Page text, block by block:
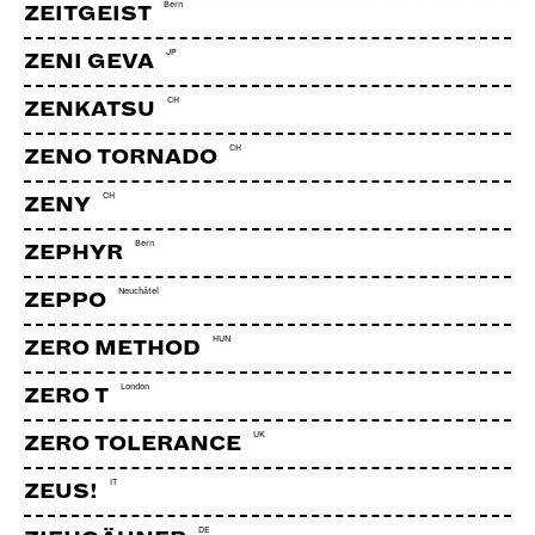
ZEITGEIST Bern
ZENI GEVA JP
ZENKATSU CH
ZENO TORNADO CH
ZENY CH
ZEPHYR Bern
ZEPPO Neuchâtel
ZERO METHOD HUN
ZERO T London
ZERO TOLERANCE UK
ZEUS! IT
DE